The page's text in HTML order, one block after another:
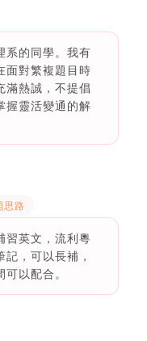
系的同學。我有
面對繁複題目時
滿熱誠，不提倡
握靈活變通的解
思路
習英文，流利粵
，可以長補，
以配合。